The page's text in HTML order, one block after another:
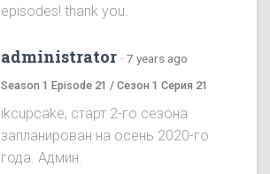
episodes! thank you.
administrator · 7 years ago
Season 1 Episode 21 / Сезон 1 Серия 21
ikcupcake, старт 2-го сезона
запланирован на осень 2020-го
года. Админ.